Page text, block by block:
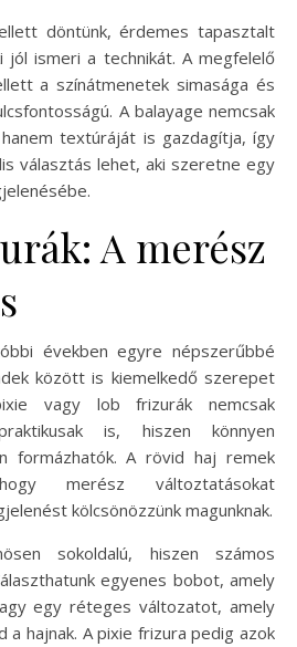
döntünk, érdemes tapasztalt
jól ismeri a technikát. A megfelelő
a színátmenetek simasága és
A balayage nemcsak
textúráját is gazdagítja, így
választás lehet, aki szeretne egy
A merész
években egyre népszerűbbé
között is kiemelkedő szerepet
vagy lob frizurák nemcsak
is, hiszen könnyen
formázhatók. A rövid haj remek
merész változtatásokat
kölcsönözzünk magunknak.
sokoldalú, hiszen számos
egyenes bobot, amely
egy réteges változatot, amely
hajnak. A pixie frizura pedig azok